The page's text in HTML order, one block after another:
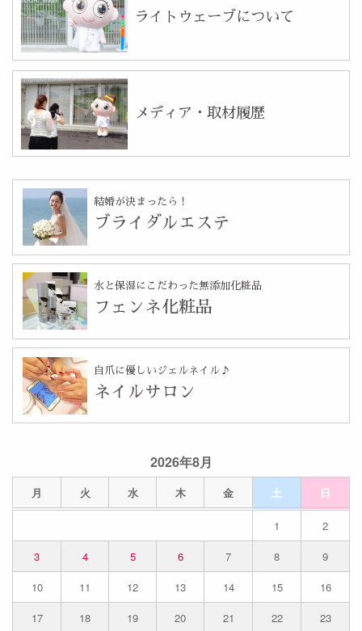
2026年8月
月 火 水 木 金 土 日
1
2
3
4 5 6 7 8
9
10
11 12 13 14 15
16
17
18 19 20 21 22 23
ライトウェーブについて
メディア・取材履歴
結婚が決まったら！
ブライダルエステ
水と保湿にこだわった無添加化粧品
フェンネ化粧品
自爪に優しいジェルネイル♪
ネイルサロン